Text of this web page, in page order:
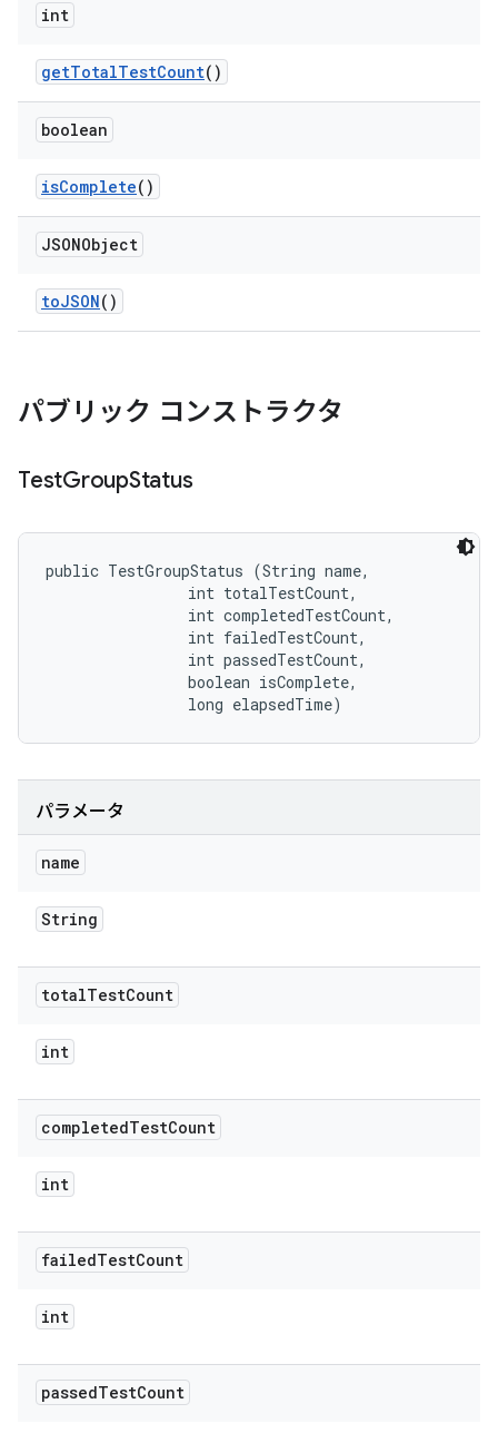
int
getTotalTestCount()
boolean
isComplete()
JSONObject
toJSON()
パブリック コンストラクタ
TestGroupStatus
public TestGroupStatus (String name,
                int totalTestCount,
                int completedTestCount,
                int failedTestCount,
                int passedTestCount,
                boolean isComplete,
                long elapsedTime)
パラメータ
name
String
totalTestCount
int
completedTestCount
int
failedTestCount
int
passedTestCount